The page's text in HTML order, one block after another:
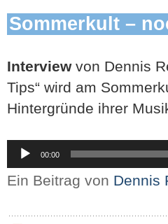
Sommerkult –
Interviewvon Dennis
Tips“ wird am
Hintergründe ihrer
Audio-
Player
00:00
Ein Beitrag von Dennis